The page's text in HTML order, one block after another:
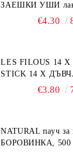
ЗАЕШКИ УШИ
€4.30
LES FILOUS 14 X
STICK 14 X ДЪВЧАЩИ ДЕНТАЛНИ
СОЛЕТИ за куче,
€3.80
NATURAL пауч
БОРОВИНКА, 500